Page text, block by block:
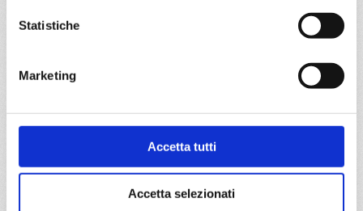
Statistiche
Marketing
Accetta tutti
Accetta selezionati
Civitavecchia, Mykonos, Kusadasi, Mormugao, Napoli,
a partire da
€ 803
DETTAGLI